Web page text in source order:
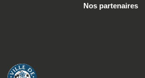
Nos partenaires